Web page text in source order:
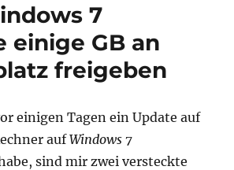
Bytes
an
Speicherplatz
kostet
7
einige GB an
freigeben
einigen Tagen ein Update auf
aufWindows 7
sind mir zwei versteckte